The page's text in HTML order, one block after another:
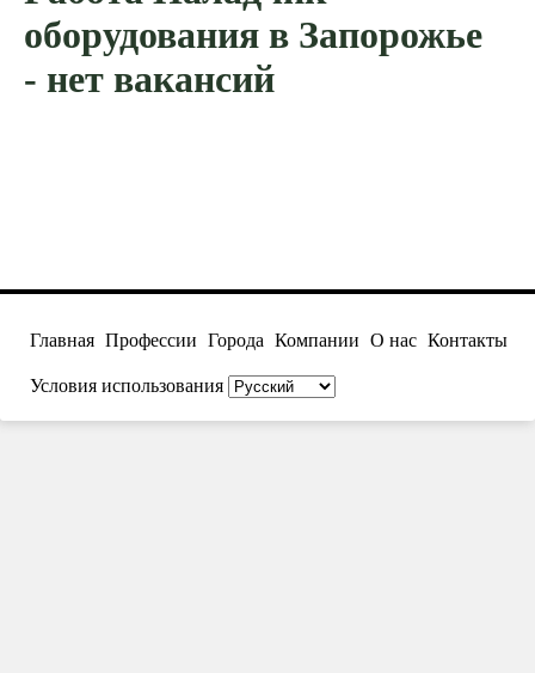
оборудования в Запорожье
- нет вакансий
Главная Профессии Города Компании О нас Контакты
Условия использования